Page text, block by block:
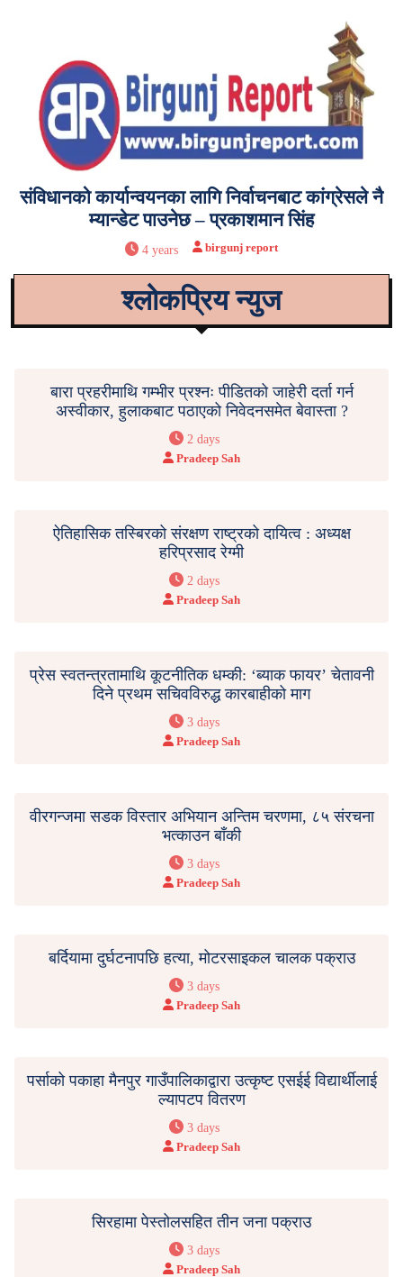
संविधानको कार्यान्वयनका लागि निर्वाचनबाट कांग्रेसले नै
म्यान्डेट पाउनेछ – प्रकाशमान सिंह
4 years birgunj report
श्लोकप्रिय न्युज
बारा प्रहरीमाथि गम्भीर प्रश्नः पीडितको जाहेरी दर्ता गर्न
अस्वीकार, हुलाकबाट पठाएको निवेदनसमेत बेवास्ता ?
2 days
Pradeep Sah
ऐतिहासिक तस्बिरको संरक्षण राष्ट्रको दायित्व : अध्यक्ष
हरिप्रसाद रेग्मी
2 days
Pradeep Sah
प्रेस स्वतन्त्रतामाथि कूटनीतिक धम्की: ‘ब्याक फायर’ चेतावनी
दिने प्रथम सचिवविरुद्ध कारबाहीको माग
3 days
Pradeep Sah
वीरगन्जमा सडक विस्तार अभियान अन्तिम चरणमा, ८५ संरचना
भत्काउन बाँकी
3 days
Pradeep Sah
बर्दियामा दुर्घटनापछि हत्या, मोटरसाइकल चालक पक्राउ
3 days
Pradeep Sah
पर्साको पकाहा मैनपुर गाउँपालिकाद्वारा उत्कृष्ट एसईई विद्यार्थीलाई
ल्यापटप वितरण
3 days
Pradeep Sah
सिरहामा पेस्तोलसहित तीन जना पक्राउ
3 days
Pradeep Sah